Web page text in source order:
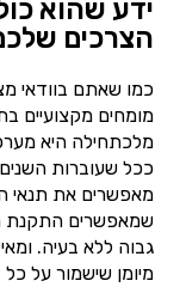
ידע שהוא
הצרכים
כמו שאתם בוודאי
מומחים מקצועיים
מלכתחילה היא
ככל שעוברות השנים
שמאפשרים התקנת
גבוה ללא בעיה.
מיומן שישמור על